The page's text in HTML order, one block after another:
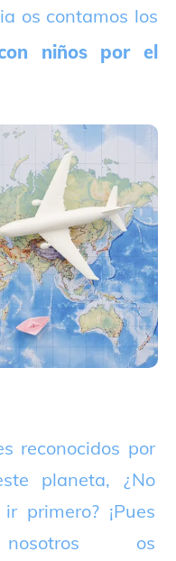
os contamos los
niños por el
reconocidos por
planeta, ¿No
primero? ¡Pues
os